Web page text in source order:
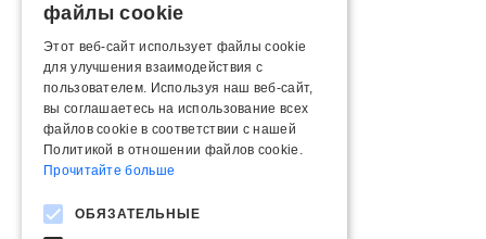
файлы cookie
Этот веб-сайт использует файлы cookie
для улучшения взаимодействия с
пользователем. Используя наш веб-сайт,
вы соглашаетесь на использование всех
файлов cookie в соответствии с нашей
Политикой в ​​отношении файлов cookie.
Прочитайте больше
ОБЯЗАТЕЛЬНЫЕ